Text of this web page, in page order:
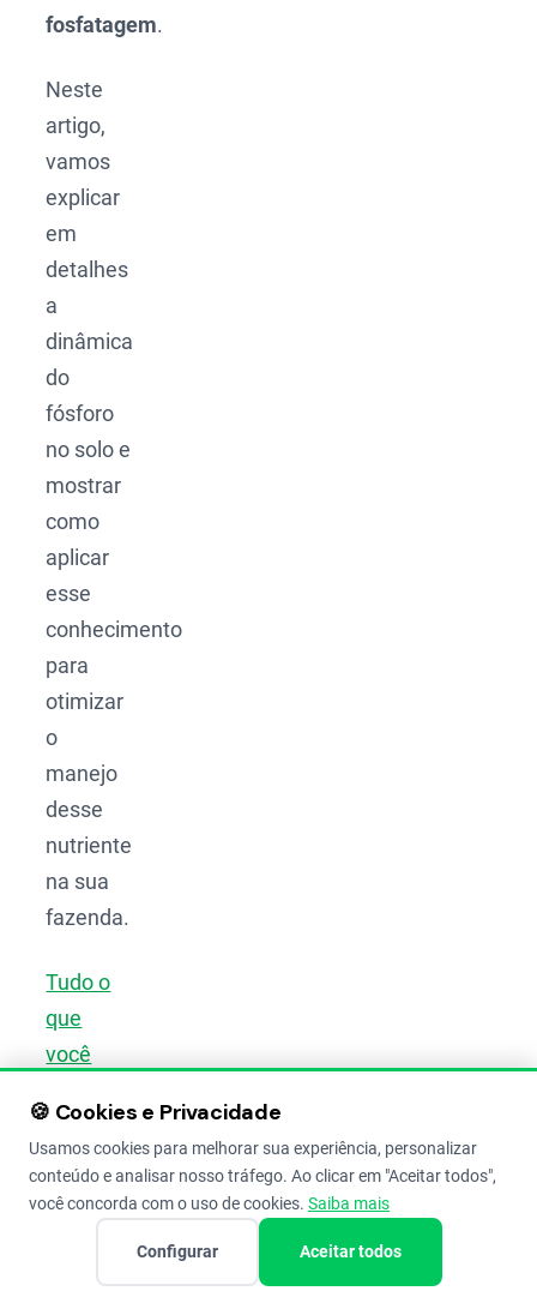
fosfatagem.
Neste
artigo,
vamos
explicar
em
detalhes
a
dinâmica
do
fósforo
no solo e
mostrar
como
aplicar
esse
conhecimento
para
otimizar
o
manejo
desse
nutriente
na sua
fazenda.
Tudo o
que
você
saber
sobre
cálculo
🍪 Cookies e Privacidade
Usamos cookies para melhorar sua experiência, personalizar
conteúdo e analisar nosso tráfego. Ao clicar em "Aceitar todos",
você concorda com o uso de cookies. Saiba mais
Configurar Aceitar todos